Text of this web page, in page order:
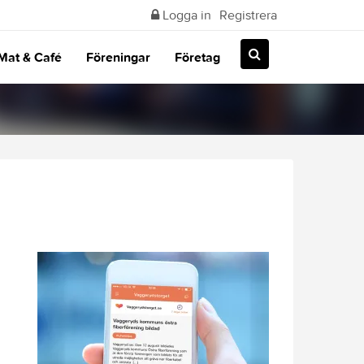
Logga in Registrera
& Café Föreningar Företag